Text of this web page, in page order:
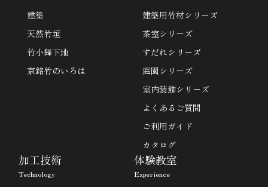
建築
天然竹垣
竹小舞下地
京銘竹のいろは
建築用竹材シリーズ
茶室シリーズ
すだれシリーズ
庭園シリーズ
室内装飾シリーズ
よくあるご質問
ご利用ガイド
カタログ
加工技術
Technology
体験教室
Experience